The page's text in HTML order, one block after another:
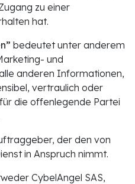
zu einer
hat.
bedeutet unter anderem
und
anderen Informationen,
vertraulich oder
die offenlegende Partei
der den von
in Anspruch nimmt.
CybelAngel SAS,